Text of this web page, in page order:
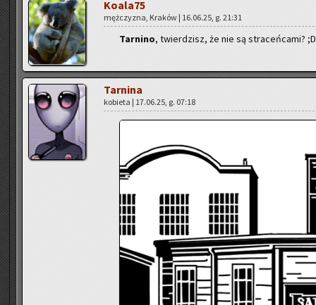
Ko­ala­75
męż­czy­zna, Kra­ków | 16.06.25, g. 21:31
Tar­ni­no, twier­dzisz, że nie są stra­ceń­ca­mi? ;D
Tar­ni­na
ko­bie­ta | 17.06.25, g. 07:18